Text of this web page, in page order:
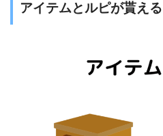
アイテムとルピが貰える